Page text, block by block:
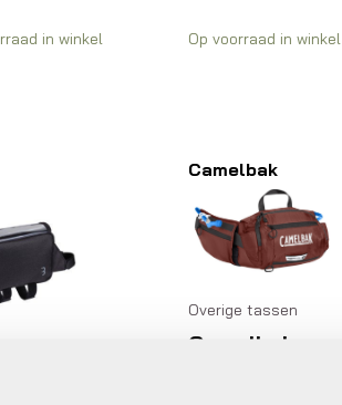
in winkel Op voorraad in winkel
Camelbak
Overige tassen
Camelbak